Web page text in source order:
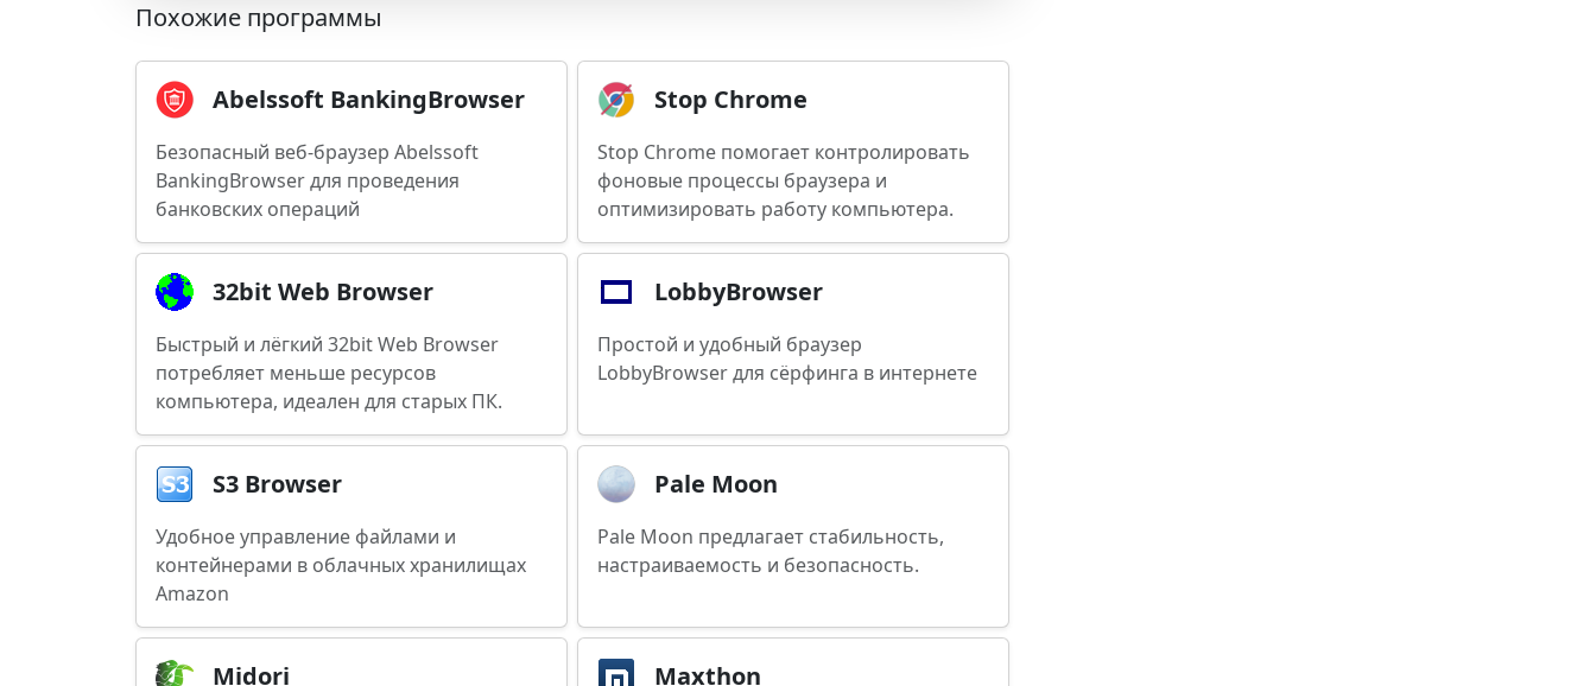
Похожие программы
Abelssoft BankingBrowser
Безопасный веб-браузер Abelssoft
BankingBrowser для проведения
банковских операций
Stop Chrome
Stop Chrome помогает контролировать
фоновые процессы браузера и
оптимизировать работу компьютера.
32bit Web Browser
Быстрый и лёгкий 32bit Web Browser
потребляет меньше ресурсов
компьютера, идеален для старых ПК.
LobbyBrowser
Простой и удобный браузер
LobbyBrowser для сёрфинга в интернете
S3 Browser
Удобное управление файлами и
контейнерами в облачных хранилищах
Amazon
Pale Moon
Pale Moon предлагает стабильность,
настраиваемость и безопасность.
Midori Maxthon